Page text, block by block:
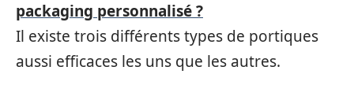
packaging personnalisé ?
Il existe trois différents types de portiques
aussi efficaces les uns que les autres.